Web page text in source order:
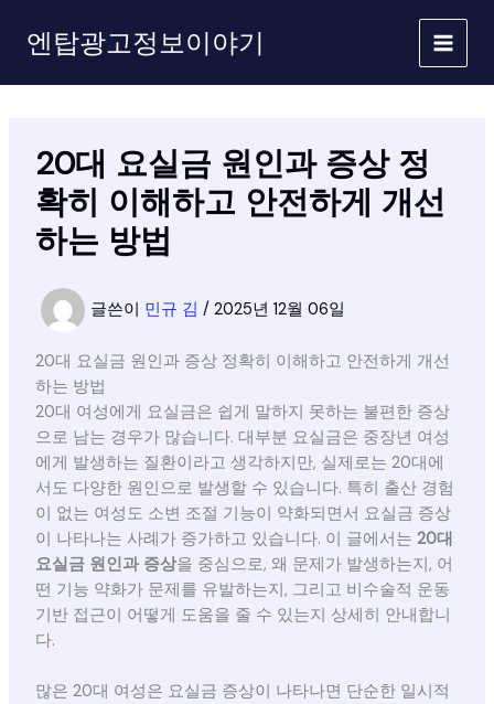
로
엔탑광고정보이야기
20대 요실금 원인과 증상 정
확히 이해하고 안전하게 개선
하는 방법
글쓴이 민규 김 / 2025년 12월 06일
20대 요실금 원인과 증상 정확히 이해하고 안전하게 개선
하는 방법
20대 여성에게 요실금은 쉽게 말하지 못하는 불편한 증상
으로 남는 경우가 많습니다. 대부분 요실금은 중장년 여성
에게 발생하는 질환이라고 생각하지만, 실제로는 20대에
서도 다양한 원인으로 발생할 수 있습니다. 특히 출산 경험
이 없는 여성도 소변 조절 기능이 약화되면서 요실금 증상
이 나타나는 사례가 증가하고 있습니다. 이 글에서는 20대
요실금 원인과 증상을 중심으로, 왜 문제가 발생하는지, 어
떤 기능 약화가 문제를 유발하는지, 그리고 비수술적 운동
기반 접근이 어떻게 도움을 줄 수 있는지 상세히 안내합니
다.
많은 20대 여성은 요실금 증상이 나타나면 단순한 일시적